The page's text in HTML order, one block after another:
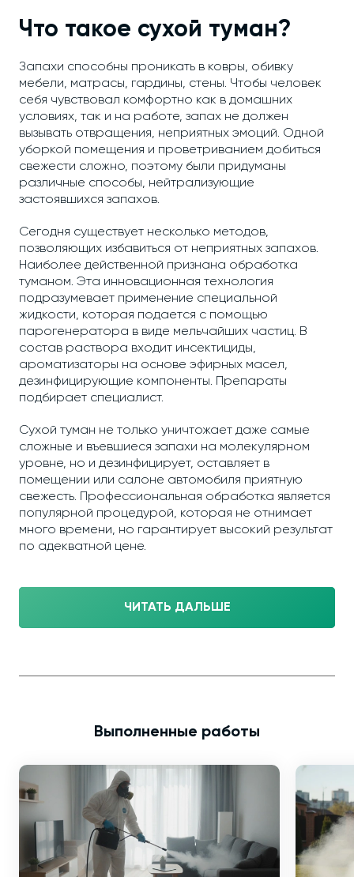
Что такое сухой туман?
Запахи способны проникать в ковры, обивку
мебели, матрасы, гардины, стены. Чтобы человек
себя чувствовал комфортно как в домашних
условиях, так и на работе, запах не должен
вызывать отвращения, неприятных эмоций. Одной
уборкой помещения и проветриванием добиться
свежести сложно, поэтому были придуманы
различные способы, нейтрализующие
застоявшихся запахов.
Сегодня существует несколько методов,
позволяющих избавиться от неприятных запахов.
Наиболее действенной признана обработка
туманом. Эта инновационная технология
подразумевает применение специальной
жидкости, которая подается с помощью
парогенератора в виде мельчайших частиц. В
состав раствора входит инсектициды,
ароматизаторы на основе эфирных масел,
дезинфицирующие компоненты. Препараты
подбирает специалист.
Сухой туман не только уничтожает даже самые
сложные и въевшиеся запахи на молекулярном
уровне, но и дезинфицирует, оставляет в
помещении или салоне автомобиля приятную
свежесть. Профессиональная обработка является
популярной процедурой, которая не отнимает
много времени, но гарантирует высокий результат
по адекватной цене.
ЧИТАТЬ ДАЛЬШЕ
Выполненные работы